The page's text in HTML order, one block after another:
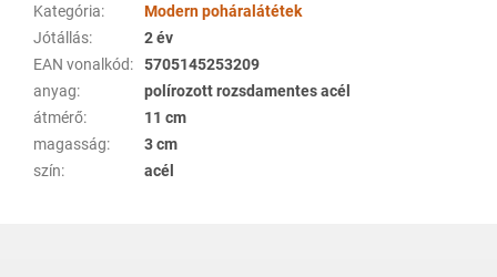
Kategória:
Modern poháralátétek
Jótállás:
2 év
EAN vonalkód:
5705145253209
anyag:
polírozott rozsdamentes acél
átmérő:
11 cm
magasság:
3 cm
szín: acél